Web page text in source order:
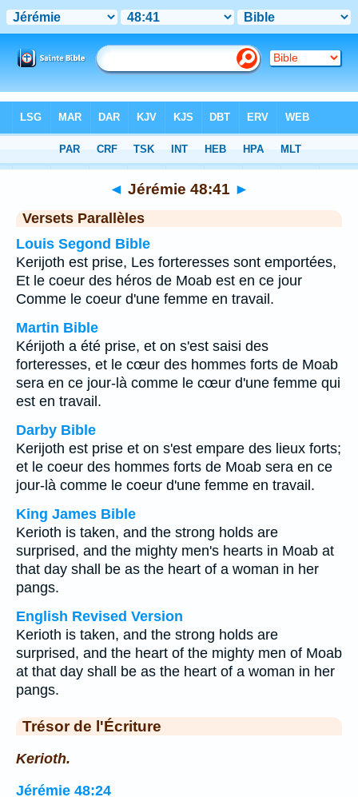
Chapitre 48 > Verset 41
◄ Jérémie 48:41 ►
Versets Parallèles
Louis Segond Bible
Kerijoth est prise, Les forteresses sont emportées,
Et le coeur des héros de Moab est en ce jour
Comme le coeur d'une femme en travail.
Martin Bible
Kérijoth a été prise, et on s'est saisi des
forteresses, et le cœur des hommes forts de Moab
sera en ce jour-là comme le cœur d'une femme qui
est en travail.
Darby Bible
Kerijoth est prise et on s'est empare des lieux forts;
et le coeur des hommes forts de Moab sera en ce
jour-là comme le coeur d'une femme en travail.
King James Bible
Kerioth is taken, and the strong holds are
surprised, and the mighty men's hearts in Moab at
that day shall be as the heart of a woman in her
pangs.
English Revised Version
Kerioth is taken, and the strong holds are
surprised, and the heart of the mighty men of Moab
at that day shall be as the heart of a woman in her
pangs.
Trésor de l'Écriture
Kerioth.
Jérémie 48:24